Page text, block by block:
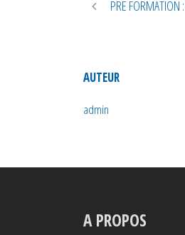
PRE
AUTEUR
admin
A PROPOS